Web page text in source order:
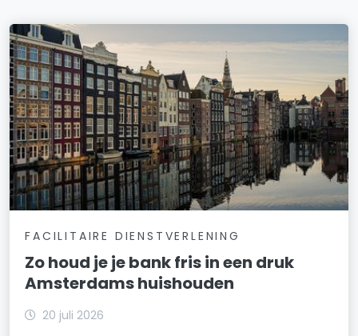
FACILITAIRE DIENSTVERLENING
Zo houd je je bank fris in een druk
Amsterdams huishouden
20 juli 2026